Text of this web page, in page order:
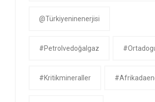
@Türkiyeninenerjisi
#petrolvedoğalgaz
#kritikmineraller